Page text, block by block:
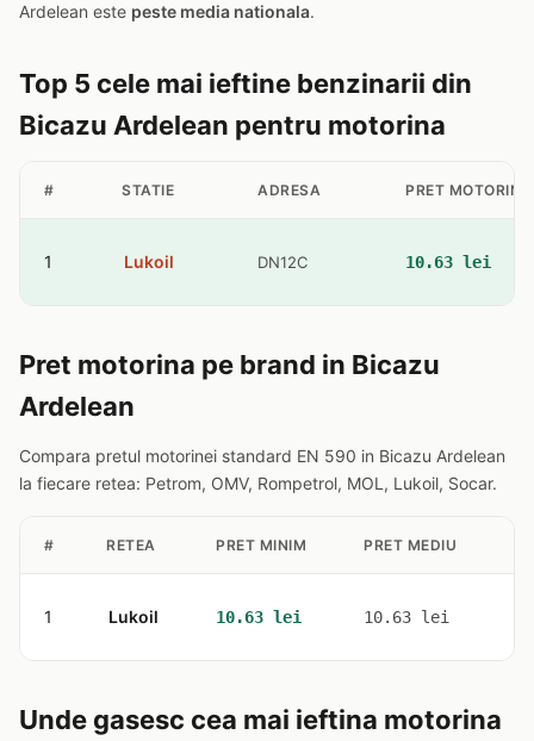
Ardelean este peste media nationala.
Top 5 cele mai ieftine benzinarii din
Bicazu Ardelean pentru motorina
# STATIE ADRESA PRET MOTORINA
1 Lukoil DN12C 10.63 lei
Pret motorina pe brand in Bicazu
Ardelean
Compara pretul motorinei standard EN 590 in Bicazu Ardelean
la fiecare retea: Petrom, OMV, Rompetrol, MOL, Lukoil, Socar.
# RETEA PRET MINIM PRET MEDIU
1 Lukoil 10.63 lei 10.63 lei
Unde gasesc cea mai ieftina motorina